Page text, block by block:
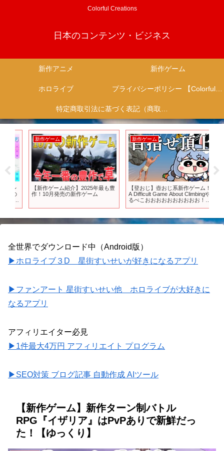
Colorful Creations
日本のコンテンツ・ビジネス
新作アニメ 新作ゲーム
ホロライブ プライバシーポリシー 【Colorful Creation】
特定商取引法に基づく表記（商取引に関する開示）
新作ゲーム
【新作ゲーム紹介】2025年最も豊
作！10月発売の新作ゲーム
新作ゲーム
【登おじ】壺おじ系新作ゲーム！
A Difficult Game About Climbingや
るぺこおおおおおおおおおお！ぺ
全世界でダウンロード中（Android版）
▶ホロライブ３D 星街すいせいが好きになるアプリ
▶ファンアート 星街すいせい他 ホロライブが大好きに
なるアプリ
アフィリエイター必見
▶1件最大4万円 アフィリエイト プログラム
▶SEO対策 ブログ記事 自動作成 AIツール
【新作ゲーム】新作ターン制バトル
RPG『イザリア』はPvPありで新鮮だっ
た！【ゆっくり】